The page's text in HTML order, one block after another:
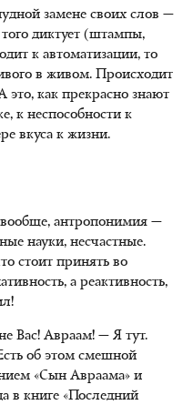
замене своих слов —
диктует (штампы,
к автоматизации, то
в живом. Происходит
как прекрасно знают
к неспособности к
вкуса к жизни.
антропонимия —
науки, несчастные.
стоит принять во
а реактивность,
Вас! Авраам! — Я тут.
об этом смешной
«Сын Авраама» и
в книге «Последний